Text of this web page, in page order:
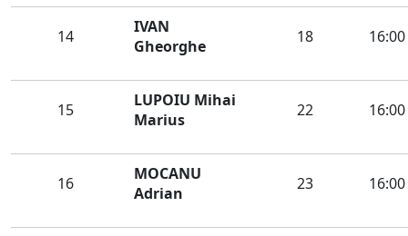
14
IVAN
Gheorghe
18 16:00
15
LUPOIU Mihai
Marius
22 16:00
16
MOCANU
Adrian
23 16:00